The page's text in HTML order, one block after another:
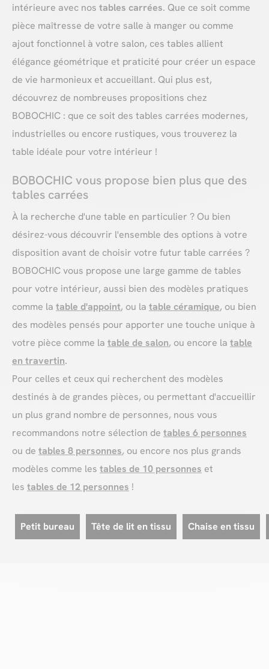
intérieure avec nos tables carrées. Que ce soit comme
pièce maîtresse de votre salle à manger ou comme
ajout fonctionnel à votre salon, ces tables allient
élégance géométrique et praticité pour créer un espace
de vie harmonieux et accueillant. Qui plus est,
découvrez de nombreuses propositions chez
BOBOCHIC : que ce soit des tables carrées modernes,
industrielles ou encore rustiques, vous trouverez la
table idéale pour votre intérieur !
BOBOCHIC vous propose bien plus que des
tables carrées
À la recherche d'une table en particulier ? Ou bien
désirez-vous découvrir l'ensemble des options à votre
disposition avant de choisir votre futur table carrées ?
BOBOCHIC vous propose une large gamme de tables
pour votre intérieur, aussi bien des modèles pratiques
comme la table d'appoint, ou la table céramique, ou bien
des modèles pensés pour apporter une touche unique à
votre pièce comme la table de salon, ou encore la table
en travertin.
Pour celles et ceux qui recherchent des modèles
destinés à de grandes pièces, ou permettant d'accueillir
un plus grand nombre de personnes, nous vous
recommandons notre sélection de tables 6 personnes
ou de tables 8 personnes, ou encore nos plus grands
modèles comme les tables de 10 personnes et
les tables de 12 personnes !
Petit bureau Tête de lit en tissu Chaise en tissu